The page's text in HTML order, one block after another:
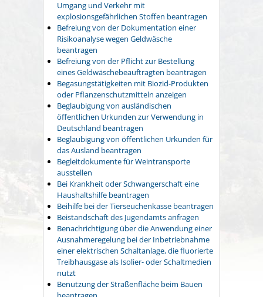
Umgang und Verkehr mit
explosionsgefährlichen Stoffen beantragen
Befreiung von der Dokumentation einer
Risikoanalyse wegen Geldwäsche
beantragen
Befreiung von der Pflicht zur Bestellung
eines Geldwäschebeauftragten beantragen
Begasungstätigkeiten mit Biozid-Produkten
oder Pflanzenschutzmitteln anzeigen
Beglaubigung von ausländischen
öffentlichen Urkunden zur Verwendung in
Deutschland beantragen
Beglaubigung von öffentlichen Urkunden für
das Ausland beantragen
Begleitdokumente für Weintransporte
ausstellen
Bei Krankheit oder Schwangerschaft eine
Haushaltshilfe beantragen
Beihilfe bei der Tierseuchenkasse beantragen
Beistandschaft des Jugendamts anfragen
Benachrichtigung über die Anwendung einer
Ausnahmeregelung bei der Inbetriebnahme
einer elektrischen Schaltanlage, die fluorierte
Treibhausgase als Isolier- oder Schaltmedien
nutzt
Benutzung der Straßenfläche beim Bauen